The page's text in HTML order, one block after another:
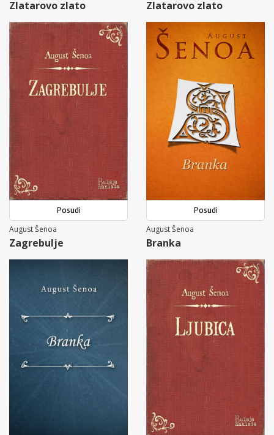
Zlatarovo zlato Zlatarovo zlato
Posudi
August Šenoa
Zagrebulje
Posudi
August Šenoa
Branka